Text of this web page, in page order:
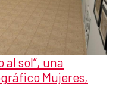
al sol”, una
Mujeres,